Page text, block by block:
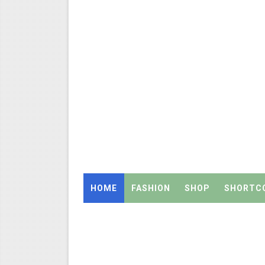
TN Teachers Leave Rules:
TN Budget Assembly
TN Budget 2026-2027
TN SSLC Supplementary
நாளை ஆகஸ்ட் 6ஆம் தேதி
ஒருங்கிணைந்த பள்ளிக்
தமிழ்நாடு அரசு ஊழியர்கள்
HOME FASHION SHOP